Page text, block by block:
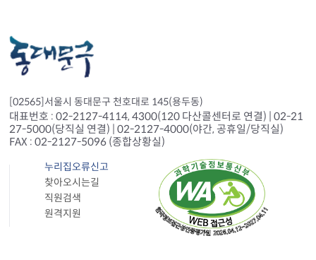
[02565]서울시 동대문구 천호대로 145(용두동)
대표번호 : 02-2127-4114, 4300(120 다산콜센터로 연결) | 02-21
27-5000(당직실 연결) | 02-2127-4000(야간, 공휴일/당직실)
FAX : 02-2127-5096 (종합상황실)
누리집오류신고
찾아오시는길
직원검색
원격지원